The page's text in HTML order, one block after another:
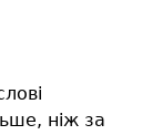
ніж за